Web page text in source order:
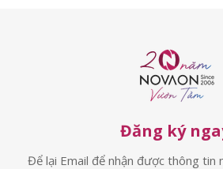
Đăng ký
Để lại Email để nhận được thông tin